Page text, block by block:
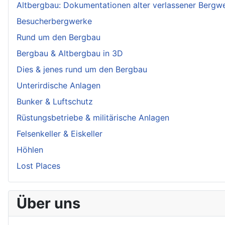
Altbergbau: Dokumentationen alter verlassener
Besucherbergwerke
Rund um den Bergbau
Bergbau & Altbergbau in 3D
Dies & jenes rund um den Bergbau
Unterirdische Anlagen
Bunker & Luftschutz
Rüstungsbetriebe & militärische Anlagen
Felsenkeller & Eiskeller
Höhlen
Lost Places
Über uns